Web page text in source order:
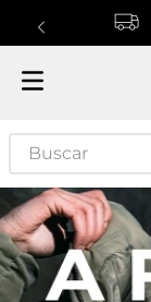
Buscar